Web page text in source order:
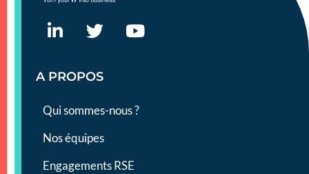
A PROPOS
Qui sommes-nous ?
Nos équipes
Engagements RSE